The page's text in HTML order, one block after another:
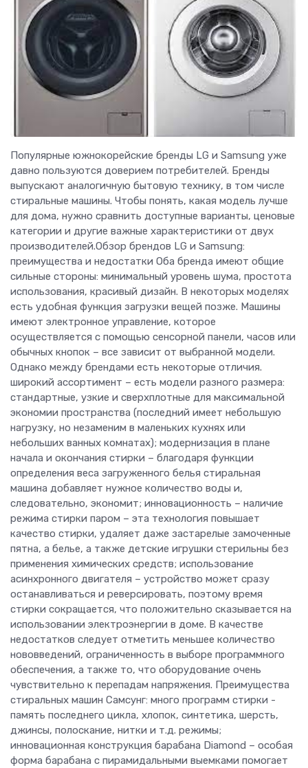
Популярные южнокорейские бренды LG и Samsung уже
давно пользуются доверием потребителей. Бренды
выпускают аналогичную бытовую технику, в том числе
стиральные машины. Чтобы понять, какая модель лучше
для дома, нужно сравнить доступные варианты, ценовые
категории и другие важные характеристики от двух
производителей.Обзор брендов LG и Samsung:
преимущества и недостатки Оба бренда имеют общие
сильные стороны: минимальный уровень шума, простота
использования, красивый дизайн. В некоторых моделях
есть удобная функция загрузки вещей позже. Машины
имеют электронное управление, которое
осуществляется с помощью сенсорной панели, часов или
обычных кнопок – все зависит от выбранной модели.
Однако между брендами есть некоторые отличия.
широкий ассортимент – есть модели разного размера:
стандартные, узкие и сверхплотные для максимальной
экономии пространства (последний имеет небольшую
нагрузку, но незаменим в маленьких кухнях или
небольших ванных комнатах); модернизация в плане
начала и окончания стирки – благодаря функции
определения веса загруженного белья стиральная
машина добавляет нужное количество воды и,
следовательно, экономит; инновационность – наличие
режима стирки паром – эта технология повышает
качество стирки, удаляет даже застарелые замоченные
пятна, а белье, а также детские игрушки стерильны без
применения химических средств; использование
асинхронного двигателя – устройство может сразу
останавливаться и реверсировать, поэтому время
стирки сокращается, что положительно сказывается на
использовании электроэнергии в доме. В качестве
недостатков следует отметить меньшее количество
нововведений, ограниченность в выборе программного
обеспечения, а также то, что оборудование очень
чувствительно к перепадам напряжения. Преимущества
стиральных машин Самсунг: много программ стирки -
память последнего цикла, хлопок, синтетика, шерсть,
джинсы, полоскание, нитки и т.д. режимы;
инновационная конструкция барабана Diamond – особая
форма барабана с пирамидальными выемками помогает